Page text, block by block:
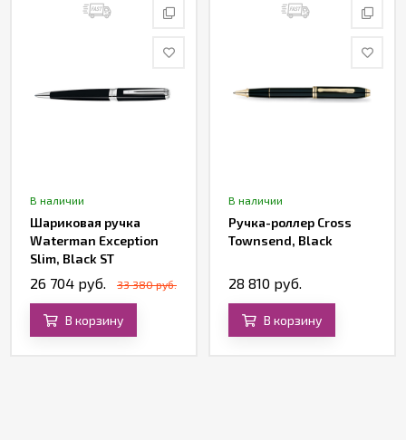
В наличии
Шариковая ручка
Waterman Exception
Slim, Black ST
26 704 руб. 33 380 руб.
В корзину
В наличии
Ручка-роллер Cross
Townsend, Black
28 810 руб.
В корзину